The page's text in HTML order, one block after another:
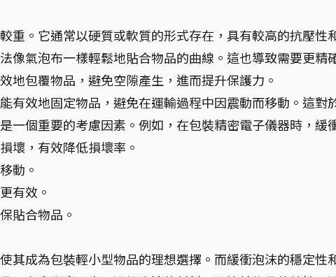
重。它通常以硬質或軟質的形式存在，具有較高的抗壓性
像氣泡布一樣輕鬆地貼合物品的曲線。這也導致需要更精
地包覆物品，避免空隙產生，進而提升保護力。
有效地固定物品，避免在運輸過程中因震動而移動。這對
一個重要的考慮因素。例如，在包裝精密電子儀器時，緩
壞，有效降低損壞率。
動。
有效。
貼合物品。
其成為包裝輕小型物品的理想選擇。而緩衝泡沫的穩定性